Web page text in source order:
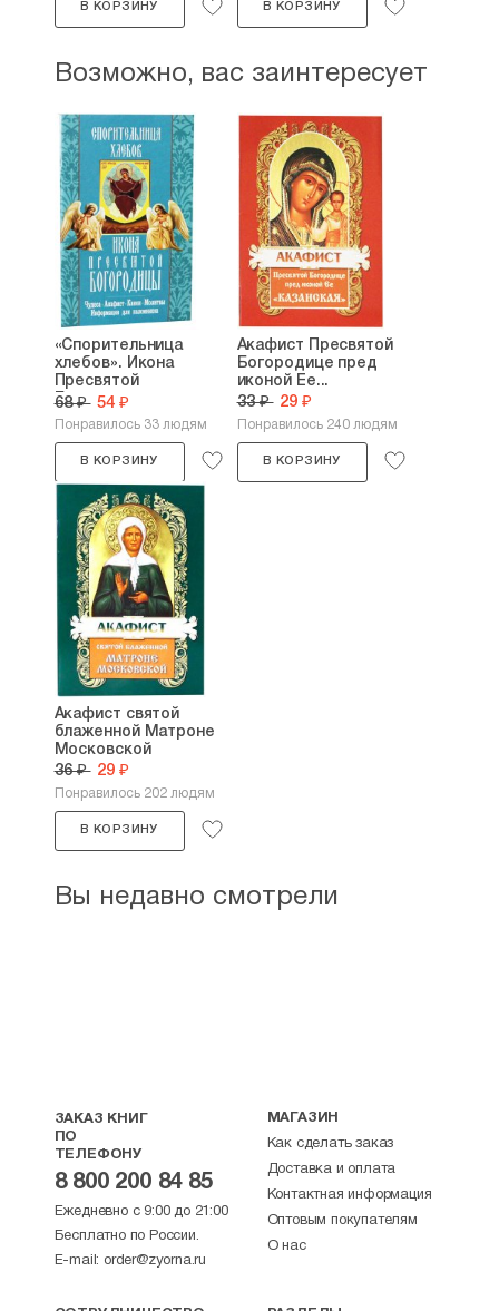
В КОРЗИНУ В КОРЗИНУ
Возможно, вас заинтересует
«Спорительница
хлебов». Икона
Пресвятой
Богородицы:...
68 ₽ 54 ₽
Понравилось 33 людям
В КОРЗИНУ
Акафист Пресвятой
Богородице пред
иконой Ее...
33 ₽ 29 ₽
Понравилось 240 людям
В КОРЗИНУ
Акафист святой
блаженной Матроне
Московской
36 ₽ 29 ₽
Понравилось 202 людям
В КОРЗИНУ
Вы недавно смотрели
ЗАКАЗ КНИГ
ПО
ТЕЛЕФОНУ
8 800 200 84 85
Ежедневно с 9:00 до 21:00
Бесплатно по России.
E-mail: order@zyorna.ru
МАГАЗИН
Как сделать заказ
Доставка и оплата
Контактная информация
Оптовым покупателям
О нас